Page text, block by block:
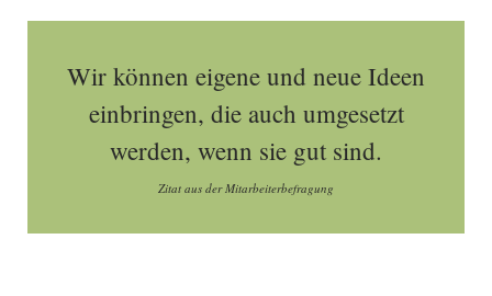
Wir können eigene und neue Ideen
einbringen, die auch umgesetzt
werden, wenn sie gut sind.
Zitat aus der Mitarbeiterbefragung